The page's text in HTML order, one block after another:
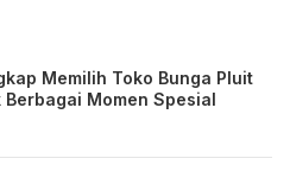
Memilih Toko Bunga Pluit
Momen Spesial